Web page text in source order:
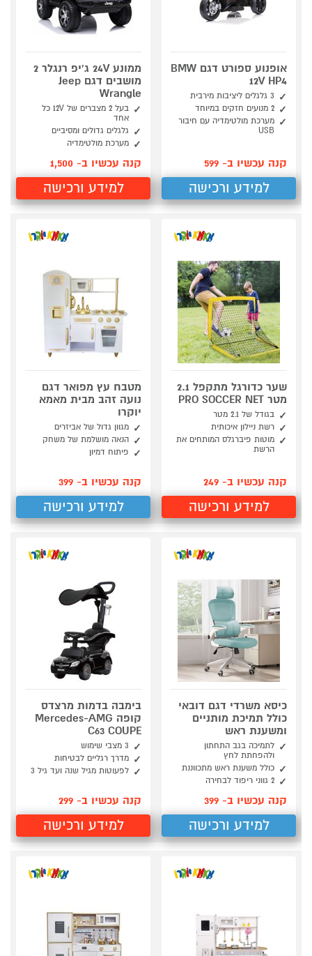
אופנוע ספורט דגם BMW
12V HP4
3 גלגלים ליציבות מירבית
2 מנועים חזקים במיוחד
מערכת מולטימדיה עם חיבור
USB
קנה עכשיו ב- 599
למידע ורכישה
ממונע 24V ג'יפ רנגלר 2
מושבים דגם Jeep
Wrangle
בעל 2 מצברים של 12V כל
אחד
גלגלים גדולים ומסיביים
מערכת מולטימדיה
קנה עכשיו ב- 1,500
למידע ורכישה
שער כדורגל מתקפל 2.1
מטר PRO SOCCER NET
בגודל של 2.1 מטר
רשת ניילון איכותית
מוטות פיברגלס המותחים את
הרשת
קנה עכשיו ב- 249
למידע ורכישה
מטבח עץ מפואר דגם
נועה זהב מבית מאמא
יוקרו
מגוון גדול של אביזרים
הנאה מושלמת של משחק
פיתוח דמיון
קנה עכשיו ב- 399
למידע ורכישה
כיסא משרדי דגם דובאי
כולל תמיכת מותניים
ומשענת ראש
לתמיכה בגב התחתון
ולהפחתת לחץ
כולל משענת ראש מתכווננת
2 גווני ריפוד לבחירה
קנה עכשיו ב- 399
למידע ורכישה
בימבה בדמות מרצדס
קופה Mercedes-AMG
C63 COUPE
3 מצבי שימוש
מדרך רגליים לבטיחות
לפעוטות מגיל שנה ועד גיל 3
קנה עכשיו ב- 299
למידע ורכישה